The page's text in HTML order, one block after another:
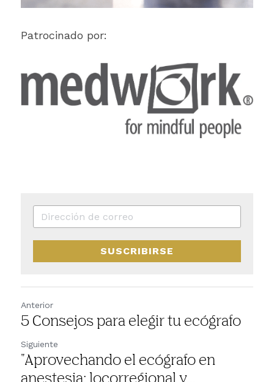
Patrocinado por:
SUSCRIBIRSE
Anterior
5 Consejos para elegir tu ecógrafo
Siguiente
"Aprovechando el ecógrafo en
anestesia: locorregional y...